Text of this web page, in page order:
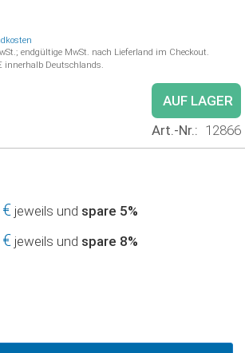
endgültige MwSt. nach Lieferland im Checkout.
innerhalb Deutschlands.
AUF LAGER
Art.-Nr.
12866
jeweils und spare 5%
jeweils und spare 8%